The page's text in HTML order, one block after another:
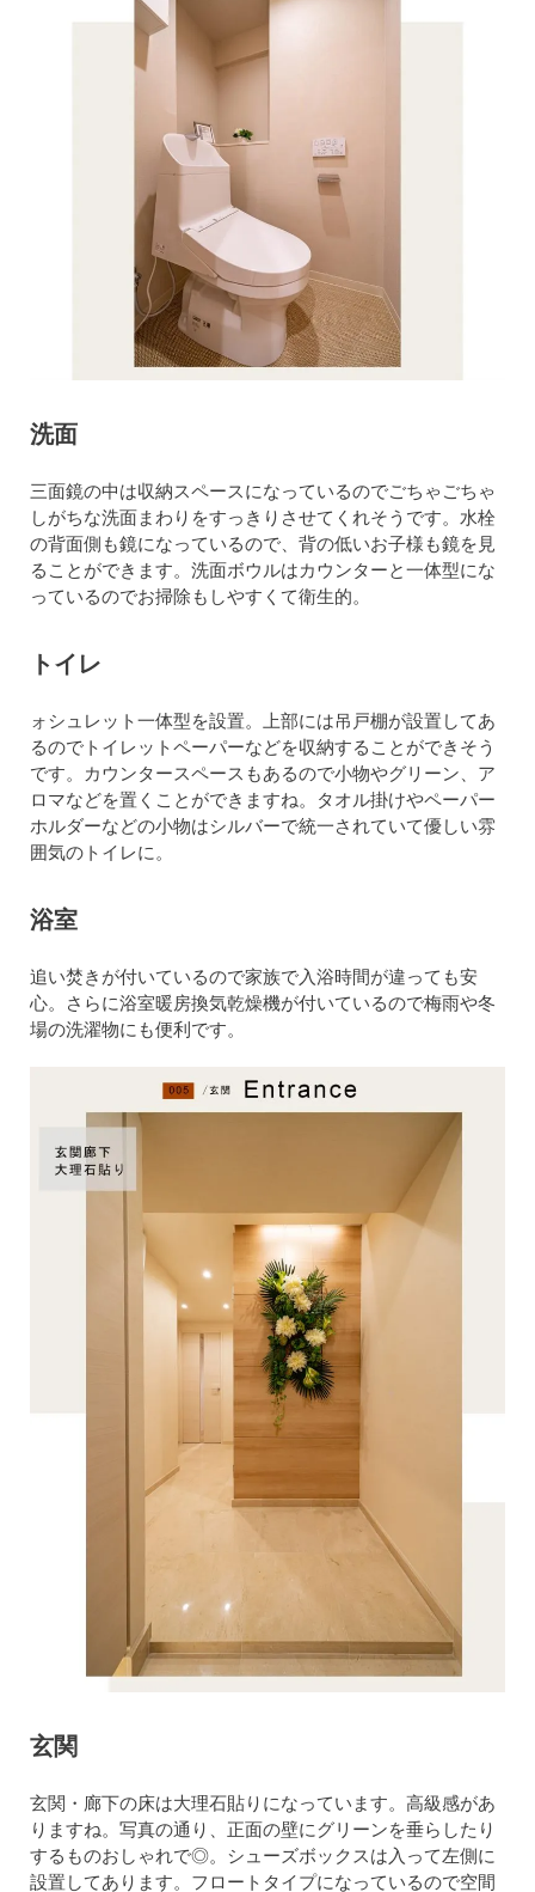
洗面
三面鏡の中は収納スペースになっているのでごちゃごちゃ
しがちな洗面まわりをすっきりさせてくれそうです。水栓
の背面側も鏡になっているので、背の低いお子様も鏡を見
ることができます。洗面ボウルはカウンターと一体型にな
っているのでお掃除もしやすくて衛生的。
トイレ
ォシュレット一体型を設置。上部には吊戸棚が設置してあ
るのでトイレットペーパーなどを収納することができそう
です。カウンタースペースもあるので小物やグリーン、ア
ロマなどを置くことができますね。タオル掛けやペーパー
ホルダーなどの小物はシルバーで統一されていて優しい雰
囲気のトイレに。
浴室
追い焚きが付いているので家族で入浴時間が違っても安
心。さらに浴室暖房換気乾燥機が付いているので梅雨や冬
場の洗濯物にも便利です。
玄関
玄関・廊下の床は大理石貼りになっています。高級感があ
りますね。写真の通り、正面の壁にグリーンを垂らしたり
するものおしゃれで◎。シューズボックスは入って左側に
設置してあります。フロートタイプになっているので空間